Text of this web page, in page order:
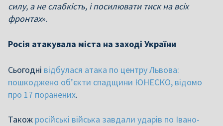
силу, а не слабкість, і посилювати тиск на всіх
фронтах».
Росія атакувала міста на заході України
Сьогодні відбулася атака по центру Львова:
пошкоджено об’єкти спадщини ЮНЕСКО, відомо
про 17 поранених.
Також російські війська завдали ударів по Івано-